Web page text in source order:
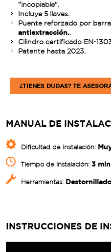
"incopiable".
Incluye 5 llaves.
Puente reforzado por
antiextracción..
Cilindro certificado EN-
Patente hasta 2023.
¿TIENES DUDAS? TE
MANUAL DE
Dificultad de instalación:
Tiempo de instalación: 3 min
Herramientas:
INSTRUCCIONES DE